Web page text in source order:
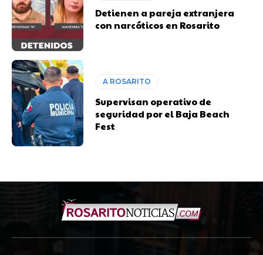
Detienen a pareja extranjera
con narcóticos en Rosarito
A ROSARITO
Supervisan operativo de
seguridad por el Baja Beach
Fest